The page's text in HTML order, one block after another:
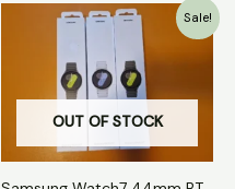
Sale!
OUT OF STOCK
Prețul
inițial
fost:
899.00 lei.
Prețul
curent
este:
699.00 lei.